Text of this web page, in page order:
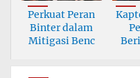
Perkuat Peran
Binter dalam
Mitigasi Benc